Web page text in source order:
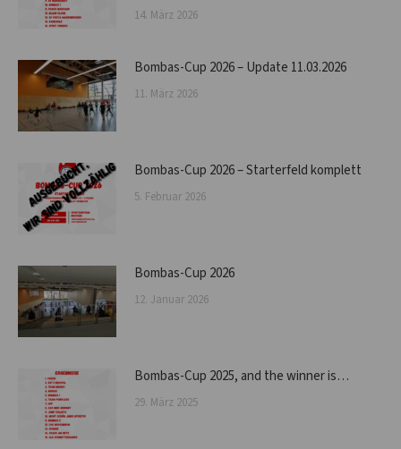
14. März 2026
Bombas-Cup 2026 – Update 11.03.2026
11. März 2026
Bombas-Cup 2026 – Starterfeld komplett
5. Februar 2026
Bombas-Cup 2026
12. Januar 2026
Bombas-Cup 2025, and the winner is…
29. März 2025